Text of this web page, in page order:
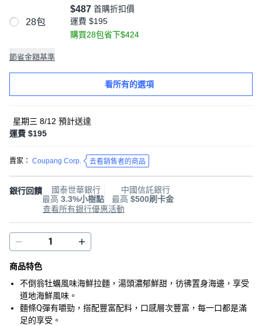
28包
$487 首購折扣價
運費 $195
購買28包省下$424
節省金額基準
看所有的選項
星期三 8/12 預計送達
運費 $195
賣家： Coupang Corp. 去看銷售者的商品
銀行回饋
國泰世華銀行
最高 3.3%小樹點
中國信託銀行
最高 $500刷卡金
查看所有銀行優惠活動
商品特色
不倒翁牡蠣風味海鮮拉麵，湯頭濃郁鮮甜，彷彿置身海邊，享受
道地海鮮風味。
麵條Q彈有嚼勁，搭配豐富配料，口感層次豐富，每一口都是滿
足的享受。